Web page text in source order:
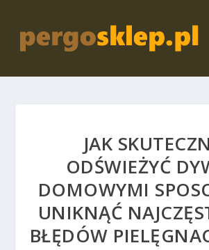
JAK
ODŚWIEŻYĆ
DOMOWYMI
UNIKNĄĆ
BŁĘDÓW